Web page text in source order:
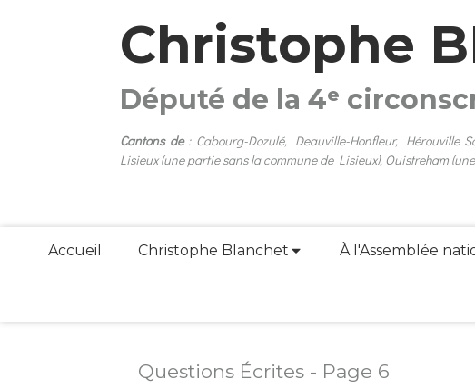
Christophe
Député de la 4ᵉ
Cantons de : Cabourg-Dozulé, Deauville-Honfleur, Hérouville
Lisieux (une partie sans la commune de Lisieux), Ouistreham
Accueil Christophe Blanchet À l'Assemblée
Questions Écrites - Page 6